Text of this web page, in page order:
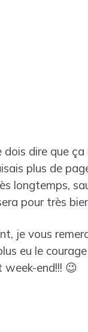
dois dire que
plus de
longtemps,
pour très
je vous
eu le
week-end!!! 😉